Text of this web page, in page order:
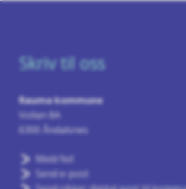
Skriv til oss
Rauma kommune
Vollan 8A
6300 Åndalsnes
Meld feil
Send e-post